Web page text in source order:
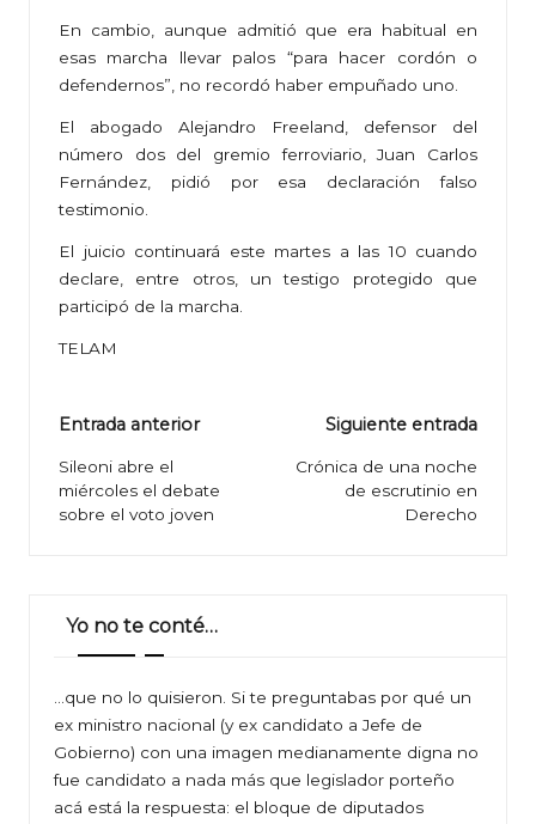
En cambio, aunque admitió que era habitual en
esas marcha llevar palos “para hacer cordón o
defendernos”, no recordó haber empuñado uno.
El abogado Alejandro Freeland, defensor del
número dos del gremio ferroviario, Juan Carlos
Fernández, pidió por esa declaración falso
testimonio.
El juicio continuará este martes a las 10 cuando
declare, entre otros, un testigo protegido que
participó de la marcha.
TELAM
Navegación
de
entradas
Entrada anterior
Sileoni abre el
miércoles el debate
sobre el voto joven
Siguiente entrada
Crónica de una noche
de escrutinio en
Derecho
Yo no te conté…
…que no lo quisieron. Si te preguntabas por qué un
ex ministro nacional (y ex candidato a Jefe de
Gobierno) con una imagen medianamente digna no
fue candidato a nada más que legislador porteño
acá está la respuesta: el bloque de diputados